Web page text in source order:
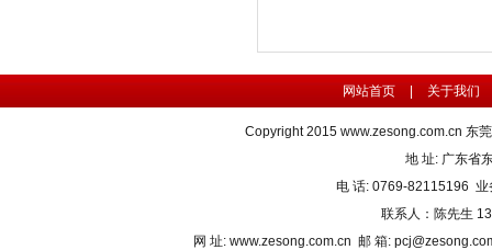
网站首页 关于我们
Copyright 2015 www.zesong.com.cn 东
地 址: 广东省
电 话: 0769-82115196
联系人：陈先生
网 址: www.zesong.com.cn 邮 箱: